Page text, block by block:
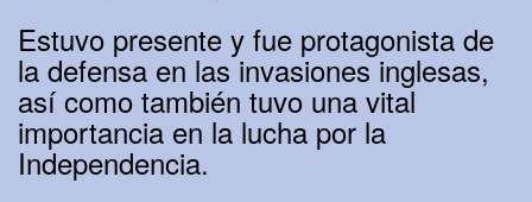
Estuvo presente y fue protagonista de
la defensa en las invasiones inglesas,
así como también tuvo una vital
importancia en la lucha por la
Independencia.